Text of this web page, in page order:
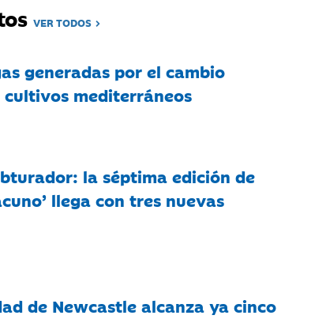
VER TODOS
generadas por el cambio
mediterráneos
la séptima edición de
llega con tres nuevas
de Newcastle alcanza ya cinco